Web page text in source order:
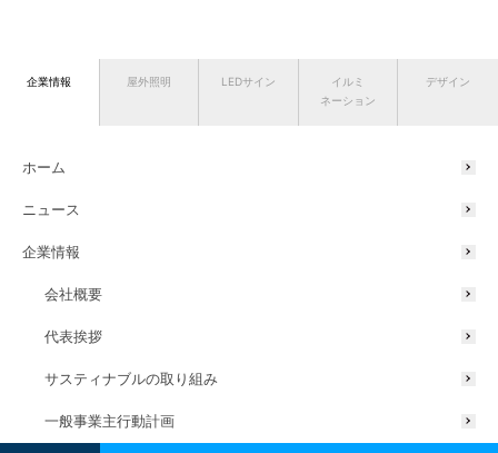
企業情報 屋外照明 LEDサイン
イルミ
ネーション
デザイン
ホーム
ニュース
企業情報
会社概要
代表挨拶
サスティナブルの取り組み
一般事業主行動計画